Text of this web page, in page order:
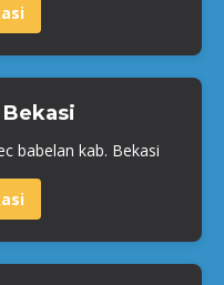
babelan kab. Bekasi